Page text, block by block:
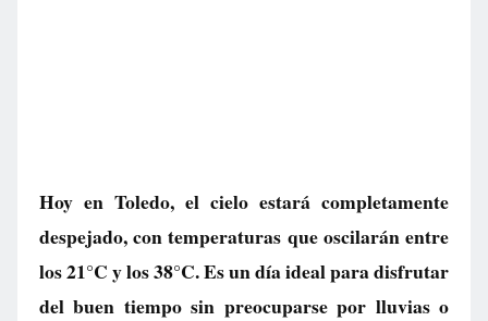
Hoy en Toledo, el cielo estará completamente
despejado, con temperaturas que oscilarán entre
los 21°C y los 38°C. Es un día ideal para disfrutar
del buen tiempo sin preocuparse por lluvias o